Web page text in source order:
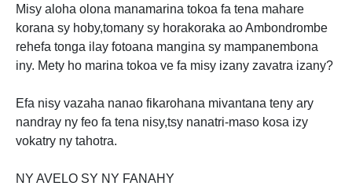
Misy aloha olona manamarina tokoa fa tena mahare
korana sy hoby,tomany sy horakoraka ao Ambondrombe
rehefa tonga ilay fotoana mangina sy mampanembona
iny. Mety ho marina tokoa ve fa misy izany zavatra izany?
Efa nisy vazaha nanao fikarohana mivantana teny ary
nandray ny feo fa tena nisy,tsy nanatri-maso kosa izy
vokatry ny tahotra.
NY AVELO SY NY FANAHY